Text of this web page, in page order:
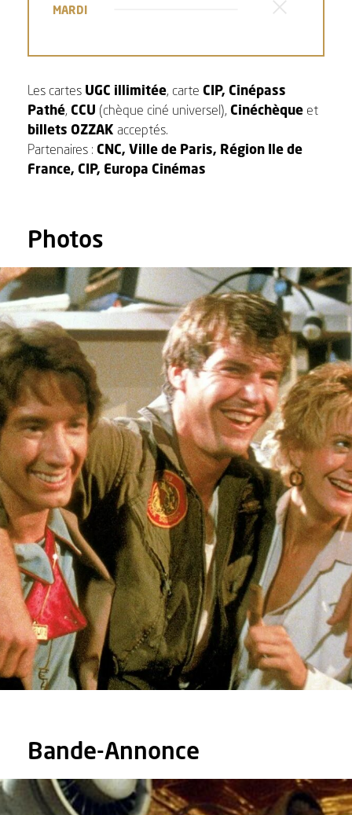
MARDI
Les cartes UGC illimitée, carte CIP, Cinépass
Pathé,CCU (chèque ciné universel),Cinéchèque et
billets OZZAK acceptés.
Partenaires : CNC, Ville de Paris, Région Ile de
France, CIP, Europa Cinémas
Photos
Bande-Annonce